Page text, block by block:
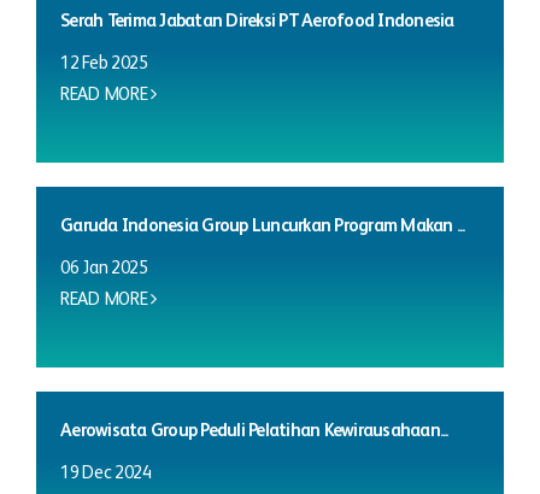
Serah Terima Jabatan Direksi PT Aerofood Indonesia
12 Feb 2025
READ MORE
Garuda Indonesia Group Luncurkan Program Makan ...
06 Jan 2025
READ MORE
Aerowisata Group Peduli Pelatihan Kewirausahaan...
19 Dec 2024